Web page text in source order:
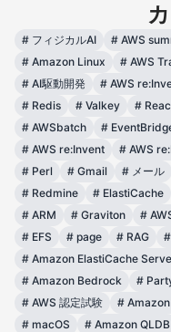
# フィジカルAI # AWS
# Amazon Linux # AWS
# AI駆動開発 # AWS
# Redis # Valkey #
# AWSbatch #
# AWS re:Invent # AWS
# Perl # Gmail # メール
# Redmine # ElastiCache
# ARM # Graviton #
# EFS # page # RAG #
# Amazon ElastiCache
# Amazon Bedrock #
# AWS 認定試験 #
# macOS # Amazon QLDB